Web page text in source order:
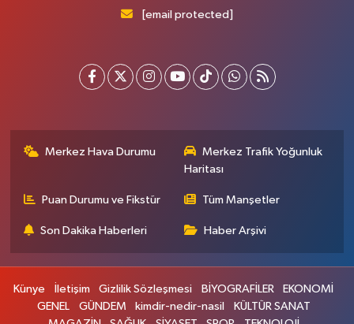
[email protected]
Merkez Hava Durumu
Merkez Trafik Yoğunluk
Haritası
Puan Durumu ve Fikstür Tüm Manşetler
Son Dakika Haberleri Haber Arşivi
Künye İletişim Gizlilik Sözleşmesi BİYOGRAFİLER
EKONOMİ
GENEL
GÜNDEM kimdir-nedir-nasil
KÜLTÜR SANAT